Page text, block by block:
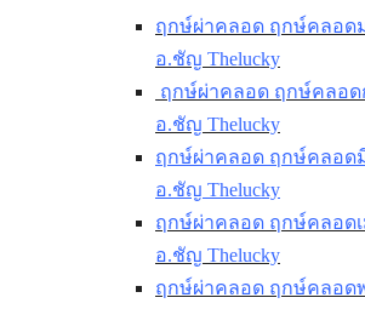
ฤกษ์ผ่าคลอด ฤกษ์คลอด
อ.ชัญ Thelucky
ฤกษ์ผ่าคลอด ฤกษ์คลอด
อ.ชัญ Thelucky
ฤกษ์ผ่าคลอด ฤกษ์คลอด
อ.ชัญ Thelucky
ฤกษ์ผ่าคลอด ฤกษ์คลอดเ
อ.ชัญ Thelucky
ฤกษ์ผ่าคลอด ฤกษ์คลอด